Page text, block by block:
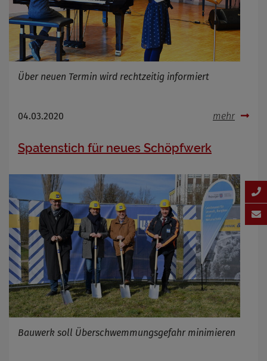
Über neuen Termin wird rechtzeitig informiert
04.03.2020 mehr
Spatenstich für neues Schöpfwerk
Bauwerk soll Überschwemmungsgefahr minimieren